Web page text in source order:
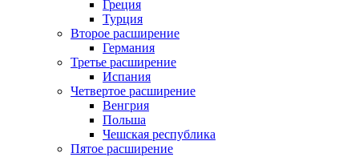
Греция
Турция
Второе расширение
Германия
Третье расширение
Испания
Четвертое расширение
Венгрия
Польша
Чешская республика
Пятое расширение